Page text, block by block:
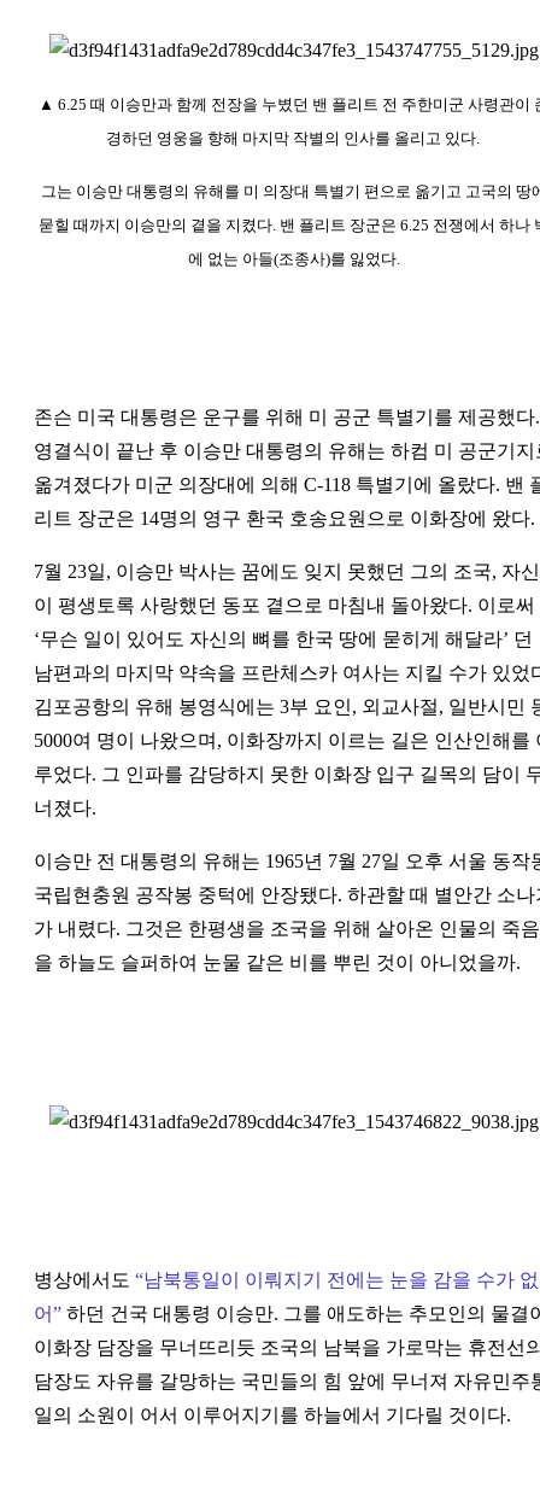
▲ 6. 25 때 이승만과 함께 전장을 누볐던 밴 플리트 전 주한미군 사령관이
경하던 영웅을 향해 마지막 작별의 인사를 올리고 있다.
그는 이승만 대통령의 유해를 미 의장대 특별기 편으로 옮기고 고국의 땅
묻힐 때까지 이승만의 곁을 지켰다. 밴 플리트 장군은 6.25 전쟁에서 하나
에 없는 아들(조종사)를 잃었다.
존슨 미국 대통령은 운구를 위해 미 공군 특별기를 제공했다.
영결식이 끝난 후 이승만 대통령의 유해는 하컴 미 공군기지
옮겨졌다가 미군 의장대에 의해 C-118 특별기에 올랐다. 밴
리트 장군은 14명의 영구 환국 호송요원으로 이화장에 왔다.
7월 23일, 이승만 박사는 꿈에도 잊지 못했던 그의 조국, 자신
이 평생토록 사랑했던 동포 곁으로 마침내 돌아왔다. 이로써
‘무슨 일이 있어도 자신의 뼈를 한국 땅에 묻히게 해달라’ 던
남편과의 마지막 약속을 프란체스카 여사는 지킬 수가 있었
김포공항의 유해 봉영식에는 3부 요인, 외교사절, 일반시민
5000여 명이 나왔으며, 이화장까지 이르는 길은 인산인해를
루었다. 그 인파를 감당하지 못한 이화장 입구 길목의 담이
너졌다.
이승만 전 대통령의 유해는 1965년 7월 27일 오후 서울 동작
국립현충원 공작봉 중턱에 안장됐다. 하관할 때 별안간 소나
가 내렸다. 그것은 한평생을 조국을 위해 살아온 인물의 죽음
을 하늘도 슬퍼하여 눈물 같은 비를 뿌린 것이 아니었을까.
병상에서도 “남북통일이 이뤄지기 전에는 눈을 감을 수가 없
어” 하던 건국 대통령 이승만. 그를 애도하는 추모인의 물결
이화장 담장을 무너뜨리듯 조국의 남북을 가로막는 휴전선
담장도 자유를 갈망하는 국민들의 힘 앞에 무너져 자유민주
일의 소원이 어서 이루어지기를 하늘에서 기다릴 것이다.